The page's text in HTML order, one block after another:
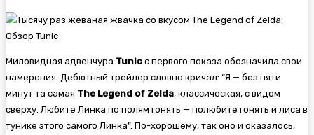
Миловидная адвенчура Tunic с первого показа обозначила свои
намерения. Дебютный трейлер словно кричал: “Я — без пяти
минут та самая The Legend of Zelda, классическая, с видом
сверху. Любите Линка по полям гонять — полюбите гонять и лиса в
тунике этого самого Линка”. По-хорошему, так оно и оказалось,